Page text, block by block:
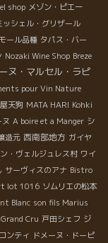
shop メゾン・ピエー
ッシェル・グリザール
ール品種 タパス・バー
Nozaki Wine Shop Breze
ヌ・マルセル・ラピ
pour Vin Nature
天狗 MATA HARI Kohki
A boire et a Manger シ
造元 西南部地方 ガイヤ
・ヴェルジュレス村 ワイ
サーヴィスのアナ Bistro
lot 1016 ソムリエの松本
Blanc son fils Marius
Grand Cru 戸田シェフ ジ
ンティ ドメーヌ・ドーピ